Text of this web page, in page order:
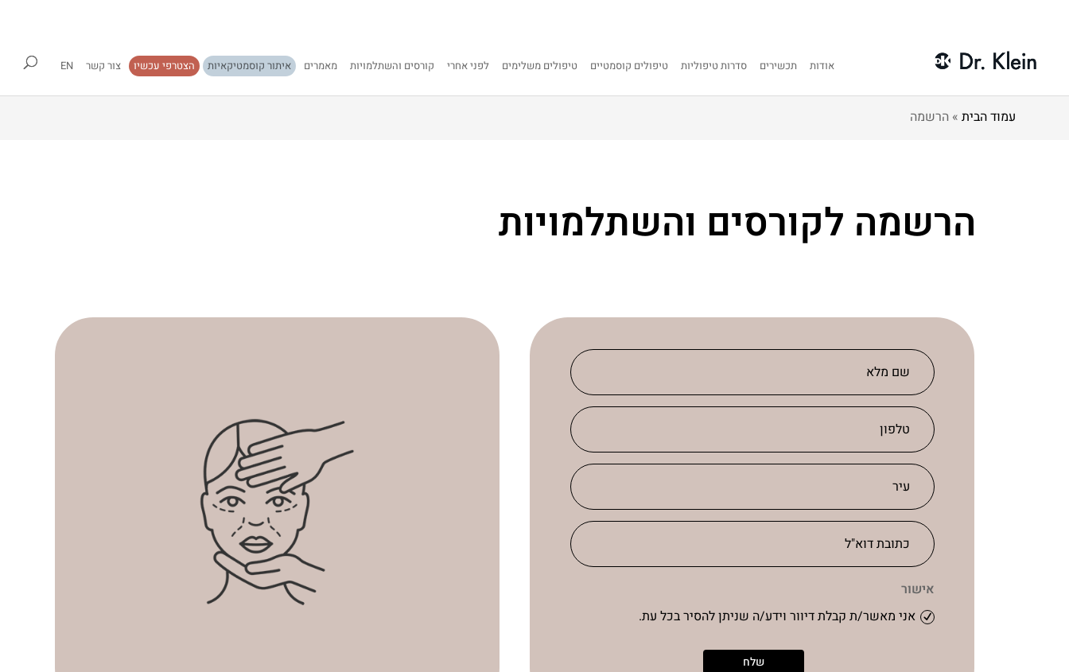
אודות תכשירים סדרות טיפוליות טיפולים קוסמטיים טיפולים משלימים לפני אחרי קורסים והשתלמויות מאמרים איתור קוסמטיקאיות הצטרפי עכשיו צור קשר EN
עמוד הבית »הרשמה
הרשמה לקורסים והשתלמויות
אישור
אני מאשר/ת קבלת דיוור וידע/ה שניתן להסיר בכל עת.
שלח